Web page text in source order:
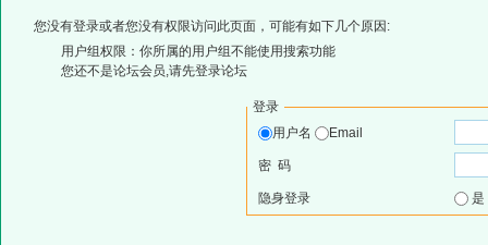
您没有登录或者您没有权限访问此页面，可能有如下几个原因:
用户组权限：你所属的用户组不能使用搜索功能
您还不是论坛会员,请先登录论坛
登录
用户名
Email
密 码
隐身登录